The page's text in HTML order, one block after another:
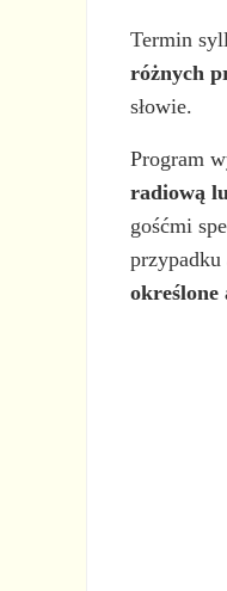
Termin
różnych
słowie.
Program
radiową
gośćmi
przypadku
określone